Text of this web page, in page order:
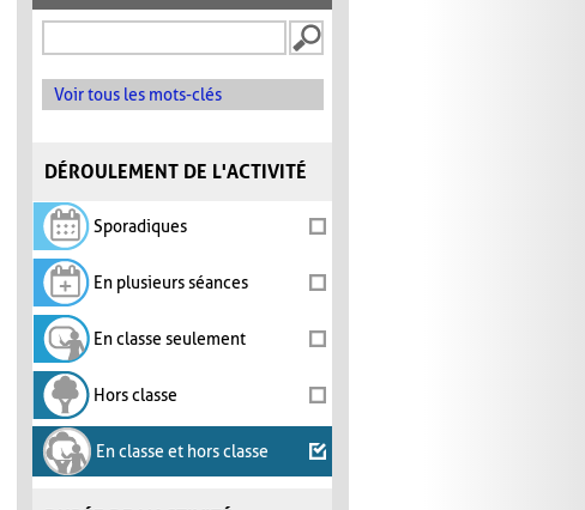
Voir tous les mots-clés
DÉROULEMENT DE L'ACTIVITÉ
Sporadiques
En plusieurs séances
En classe seulement
Hors classe
En classe et hors classe